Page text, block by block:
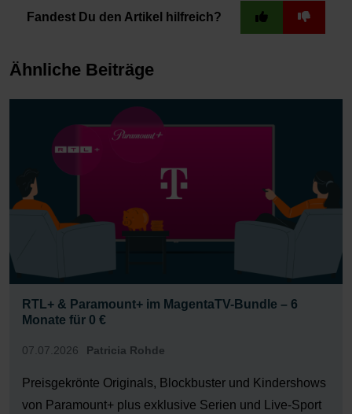
Fandest Du den Artikel hilfreich?
Ähnliche Beiträge
RTL+ & Paramount+ im MagentaTV-Bundle – 6
Monate für 0 €
07.07.2026 Patricia Rohde
Preisgekrönte Originals, Blockbuster und Kindershows
von Paramount+ plus exklusive Serien und Live-Sport